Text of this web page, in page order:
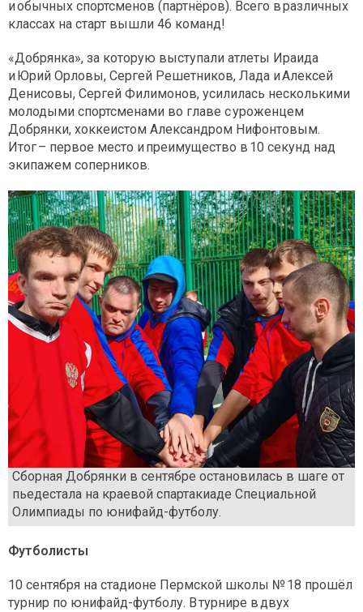
и обычных спортсменов (партнёров). Всего в различных
классах на старт вышли 46 команд!
«Добрянка», за которую выступали атлеты Ираида
и Юрий Орловы, Сергей Решетников, Лада и Алексей
Денисовы, Сергей Филимонов, усилилась несколькими
молодыми спортсменами во главе с уроженцем
Добрянки, хоккеистом Александром Нифонтовым.
Итог – первое место и преимущество в 10 секунд над
экипажем соперников.
Сборная Добрянки в сентябре остановилась в шаге от
пьедестала на краевой спартакиаде Специальной
Олимпиады по юнифайд-футболу.
Футболисты
10 сентября на стадионе Пермской школы № 18 прошёл
турнир по юнифайд-футболу. В турнире в двух